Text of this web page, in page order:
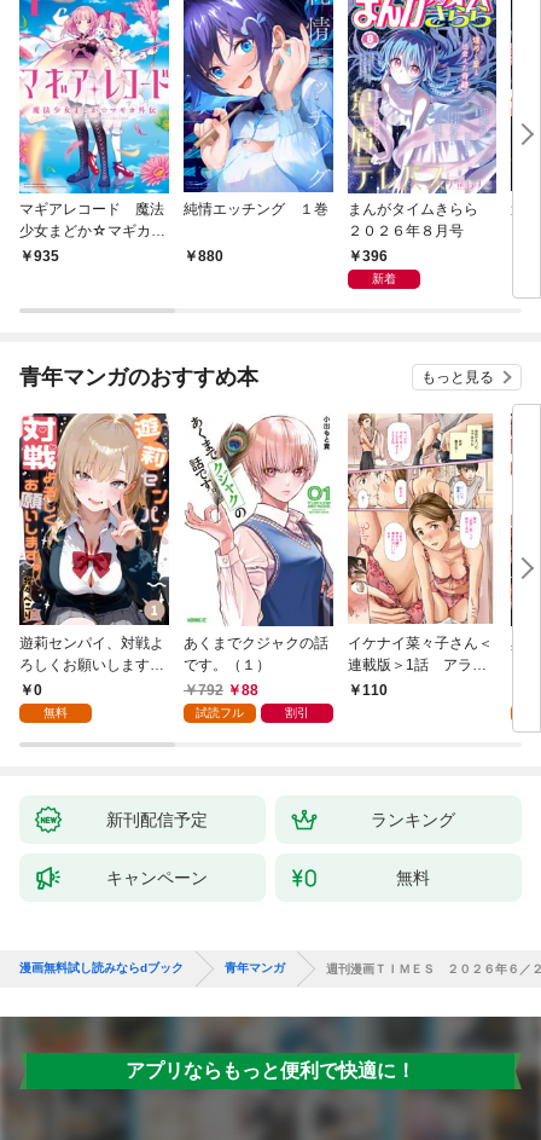
マギアレコード 魔法
少女まどか☆マギカ外
伝 １巻
935
純情エッチング １巻
880
まんがタイムきらら
２０２６年８月号
396
新着
週
青年マンガのおすすめ本 もっと見る
遊莉センパイ、対戦よ
ろしくお願いします。
1 0
無料
あくまでクジャクの話
です。（１）
792
88
試読フル 割引
イケナイ菜々子さん＜
連載版＞1話 アラフ
ォー女神と初体験
110
異
新刊配信予定 ランキング
キャンペーン 無料
漫画無料試し読みならdブック 青年マンガ 週刊漫画ＴＩＭＥＳ ２０２６年６／
アプリならもっと便利で快適に！